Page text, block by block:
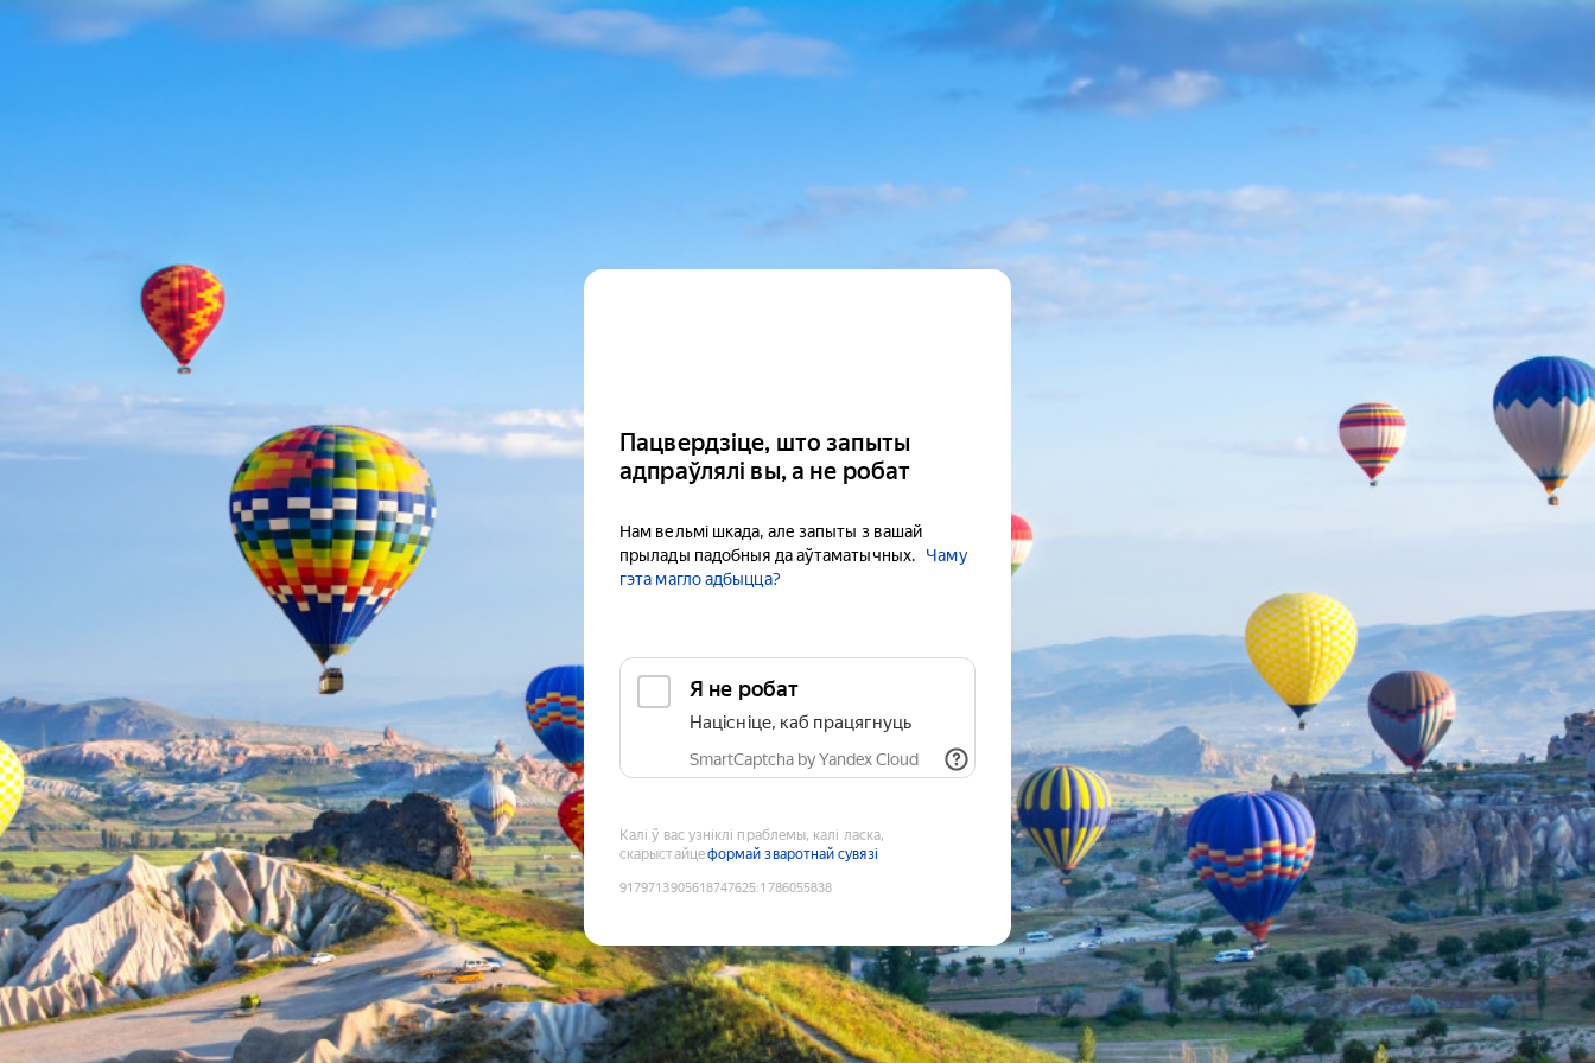
Пацвердзіце, што запыты
адпраўлялі вы, а не робат
Нам вельмі шкада, але запыты з вашай
прылады падобныя да аўтаматычных.
Чаму
гэта магло адбыцца?
Я не робат
Націсніце, каб працягнуць
SmartCaptcha by Yandex Cloud
Калі ў вас узніклі праблемы, калі ласка,
скарыстайцеформай зваротнай сувязі
9179713905618747625:1786055838